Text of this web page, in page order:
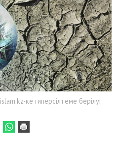
islam.kz-ке гиперсілтеме берілуі